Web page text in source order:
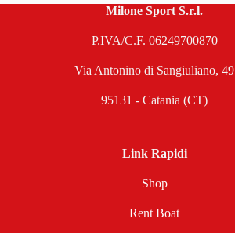
Milone Sport S.r.l.
P.IVA/C.F. 06249700870
Via Antonino di Sangiuliano, 49
95131 - Catania (CT)
Link Rapidi
Shop
Rent Boat